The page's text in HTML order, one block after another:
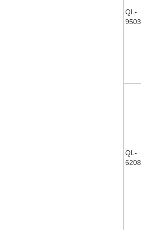
QL-
9503
QL-
6208